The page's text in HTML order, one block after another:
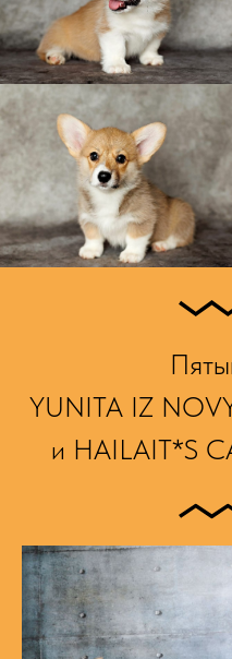
YUNITA IZ
и HAILAIT*S